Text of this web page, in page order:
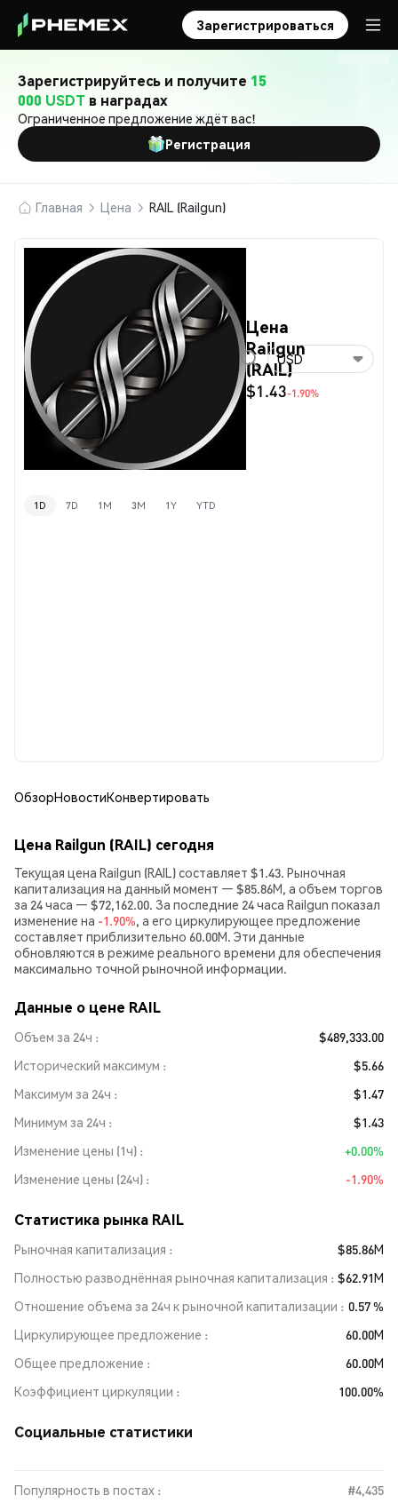
Зарегистрироваться
Зарегистрируйтесь и получите 15
000 USDT в наградах
Ограниченное предложение ждёт вас!
Регистрация
Главная Цена RAIL (Railgun)
Цена
Railgun
(RAIL)
$1.43-1.90%
USD
1D 7D 1M 3M 1Y YTD
ОбзорНовостиКонвертировать
Цена Railgun (RAIL) сегодня
Текущая цена Railgun (RAIL) составляет $1.43. Рыночная
капитализация на данный момент — $85.86M, а объем торгов
за 24 часа — $72,162.00. За последние 24 часа Railgun показал
изменение на -1.90%, а его циркулирующее предложение
составляет приблизительно 60.00M. Эти данные
обновляются в режиме реального времени для обеспечения
максимально точной рыночной информации.
Данные о цене RAIL
Объем за 24ч
$489,333.00
Исторический максимум
$5.66
Максимум за 24ч
$1.47
Минимум за 24ч
$1.43
Изменение цены (1ч)
+0.00%
Изменение цены (24ч)
-1.90%
Статистика рынка RAIL
Рыночная капитализация
$85.86M
Полностью разводнённая рыночная капитализация
$62.91M
Отношение объема за 24ч к рыночной капитализации
0.57 %
Циркулирующее предложение
60.00M
Общее предложение
60.00M
Коэффициент циркуляции
100.00%
Социальные статистики
Популярность в постах :
#4,435